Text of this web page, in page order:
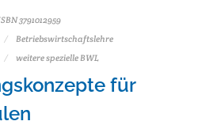
3791012959
Betriebswirtschaftslehre
weitere spezielle BWL
für